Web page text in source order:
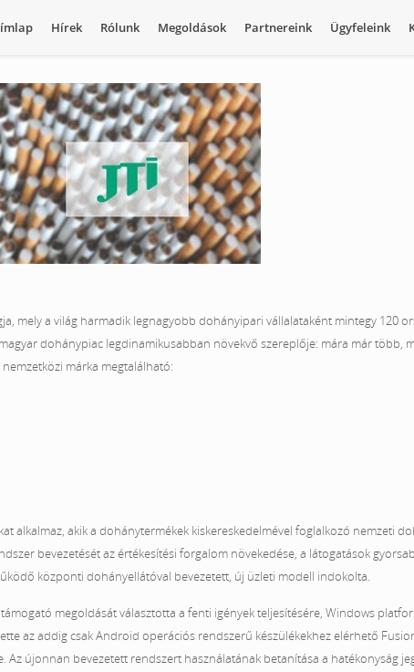
Hírek Rólunk Megoldások Partnereink Ügyfeleink
mely a világ harmadik legnagyobb dohányipari vállalataként mintegy 120
dohánypiac legdinamikusabban növekvő szereplője: mára már több,
márka megtalálható:
alkalmaz, akik a dohánytermékek kiskereskedelmével foglalkozó nemzeti
bevezetését az értékesítési forgalom növekedése, a látogatások
központi dohányellátóval bevezetett, új üzleti modell indokolta.
megoldását választotta a fenti igények teljesítésére, Windows
az addig csak Android operációs rendszerű készülékekhez elérhető
Az újonnan bevezetett rendszert használatának betanítása a hatékonyság